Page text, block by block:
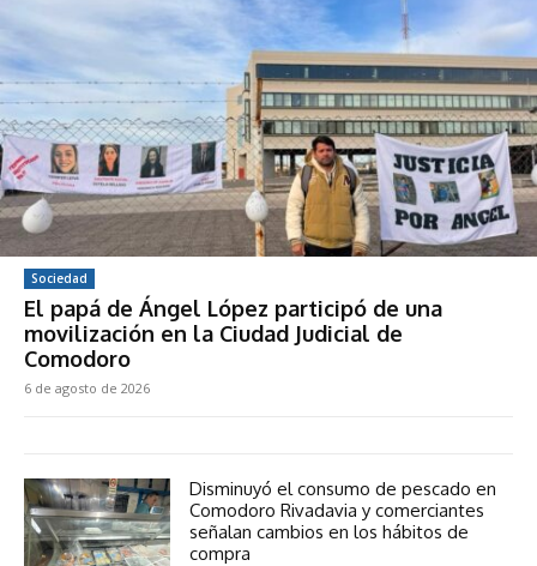
Sociedad
El papá de Ángel López participó de una
movilización en la Ciudad Judicial de
Comodoro
6 de agosto de 2026
Disminuyó el consumo de pescado en
Comodoro Rivadavia y comerciantes
señalan cambios en los hábitos de
compra